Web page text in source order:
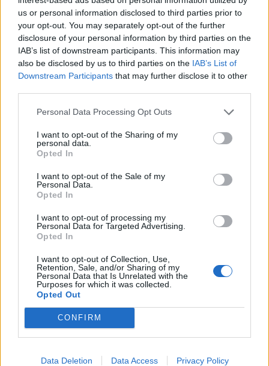
us or personal information disclosed to third parties prior to
your opt-out. You may separately opt-out of the further
disclosure of your personal information by third parties on the
IAB’s list of downstream participants. This information may
also be disclosed by us to third parties on the IAB’s List of
Downstream Participants that may further disclose it to other
Personal Data Processing Opt Outs
I want to opt-out of the Sharing of my
personal data.
Opted In
I want to opt-out of the Sale of my
Personal Data.
Opted In
I want to opt-out of processing my
Personal Data for Targeted Advertising.
Opted In
I want to opt-out of Collection, Use,
Retention, Sale, and/or Sharing of my
Personal Data that Is Unrelated with the
Purposes for which it was collected.
Opted Out
CONFIRM
Data Deletion Data Access Privacy Policy
ΖΕΥΓΑΡΙ
MATT SMITH